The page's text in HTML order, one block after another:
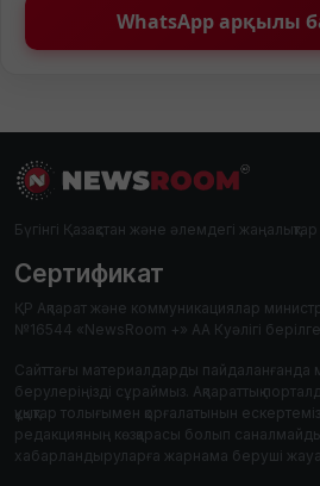
WhatsApp арқылы
Бүгінгі Қазақстан және әлемдегі
Сертификат
ҚР Ақпарат және коммуникациялар
№16544 «NewsRoom +» АА Куәлігі
Сайттағы материалдарды пайдаланғанда
берулеріңізді сұраймыз. Ақпараттық
құқықтар толығымен қорғалатынын
редакцияның көзқарасы болып
хабарландыруларға жарнама беруші